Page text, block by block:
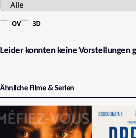
OV 3D
Leider konnten keine Vorstellungen
Ähnliche Filme & Serien